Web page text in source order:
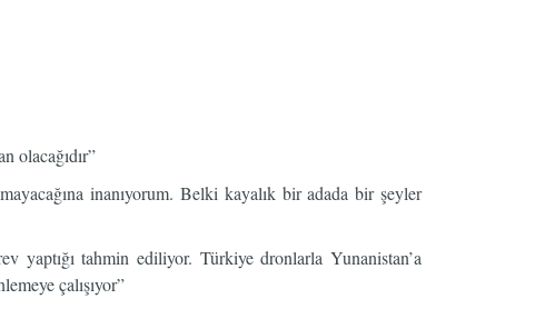
olacağıdır”
inanıyorum. Belki kayalık bir adada bir şeyler
yaptığı tahmin ediliyor. Türkiye dronlarla Yunanistan’a
çalışıyor”